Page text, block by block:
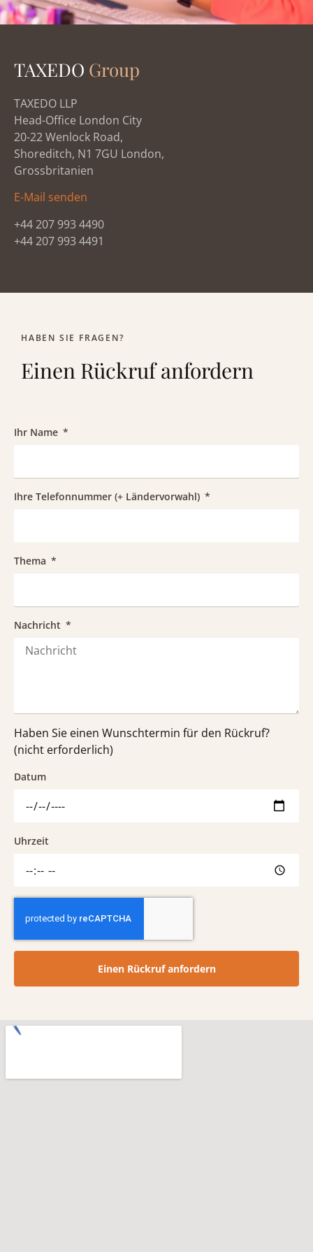
TAXEDO Group
TAXEDO LLP
Head-Office London City
20-22 Wenlock Road,
Shoreditch, N1 7GU London,
Grossbritanien
E-Mail senden
+44 207 993 4490
+44 207 993 4491
HABEN SIE FRAGEN?
Einen Rückruf anfordern
Ihr Name
Ihre Telefonnummer (+ Ländervorwahl)
Thema
Nachricht
Haben Sie einen Wunschtermin für den Rückruf?
(nicht erforderlich)
Datum
Uhrzeit
Einen Rückruf anfordern